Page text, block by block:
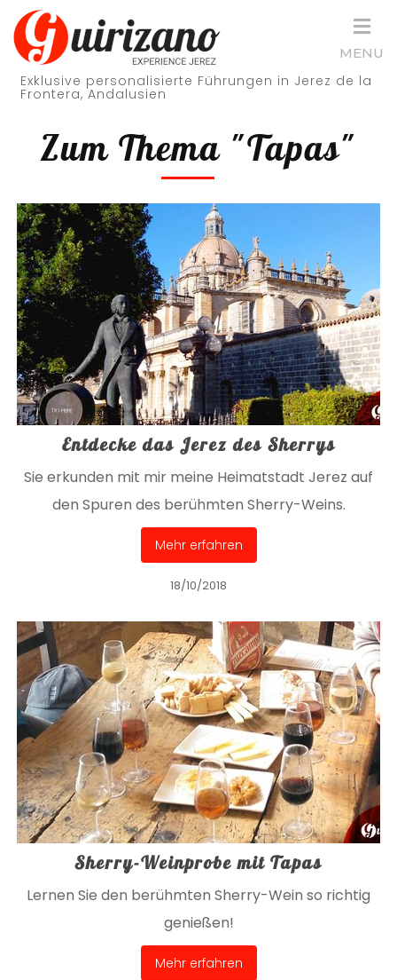
Skip
to
content
(Press
Exklusive personalisierte Führungen in Jerez de la
Frontera, Andalusien
MENU
Zum Thema "Tapas"
Entdecke das Jerez des Sherrys
Sie erkunden mit mir meine Heimatstadt Jerez auf
den Spuren des berühmten Sherry-Weins.
Mehr erfahren
18/10/2018
Sherry-Weinprobe mit Tapas
Lernen Sie den berühmten Sherry-Wein so richtig
genießen!
Mehr erfahren